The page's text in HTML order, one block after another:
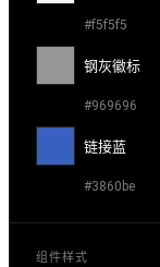
#f5f5f5
钢灰徽标
#969696
链接蓝
#3860be
组件样式